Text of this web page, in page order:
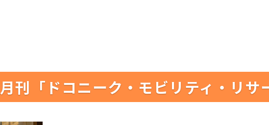
月刊「ドコニーク・モビリティ・リサ